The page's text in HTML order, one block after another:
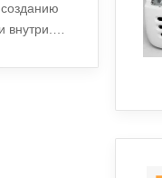
созданию
внутри.…